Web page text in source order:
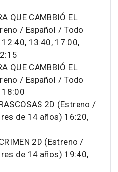
QUE CAMBBIÓ EL
/ Español / Todo
13:40, 17:00,
QUE CAMBBIÓ EL
/ Español / Todo
18:00
2D (Estreno /
de 14 años) 16:20,
2D (Estreno /
de 14 años) 19:40,